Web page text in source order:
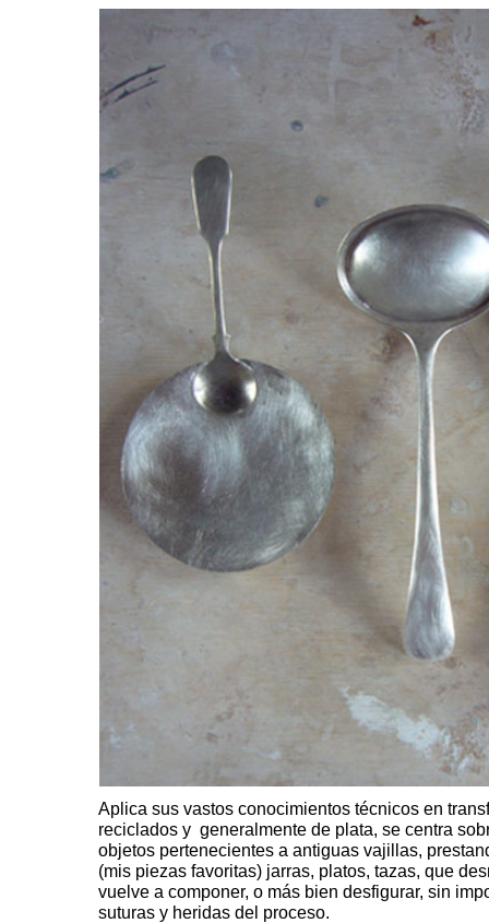
Aplica sus vastos conocimientos técnicos en
reciclados y generalmente de plata, se centra
objetos pertenecientes a antiguas vajillas,
(mis piezas favoritas) jarras, platos, tazas, que
vuelve a componer, o más bien desfigurar, sin
suturas y heridas del proceso.